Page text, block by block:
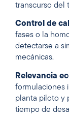
transcurso del
Control de
fases o la
detectarse a
mecánicas.
Relevancia
formulaciones
planta piloto y
tiempo de